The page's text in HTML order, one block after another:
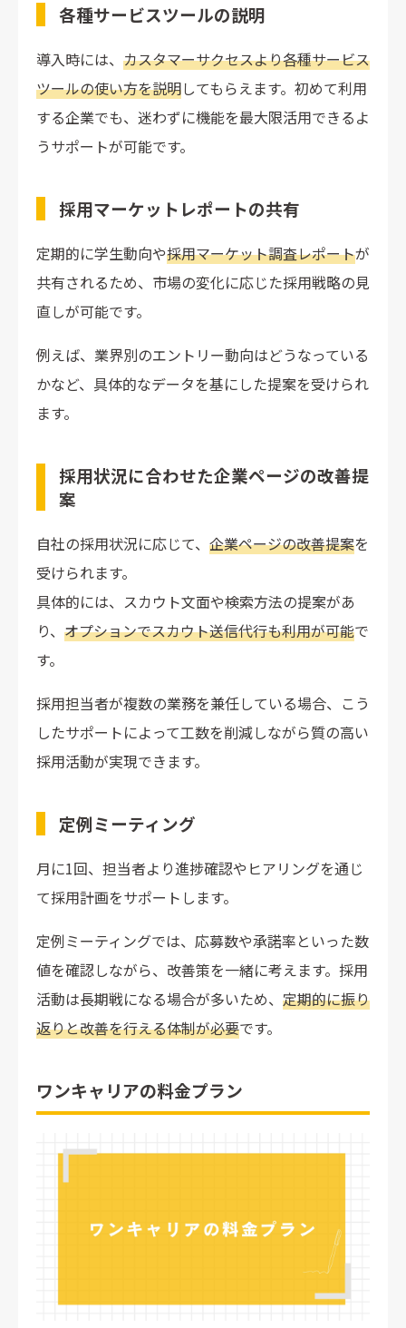
各種サービスツールの説明
導入時には、 カスタマーサクセスより各種サービス
ツールの使い方を説明してもらえます。初めて利用
する企業でも、迷わずに機能を最大限活用できるよ
うサポートが可能です。
採用マーケットレポートの共有
定期的に学生動向や採用マーケット調査レポートが
共有されるため、市場の変化に応じた採用戦略の見
直しが可能です。
例えば、業界別のエントリー動向はどうなっている
かなど、具体的なデータを基にした提案を受けられ
ます。
採用状況に合わせた企業ページの改善提
案
自社の採用状況に応じて、 企業ページの改善提案を
受けられます。
具体的には、スカウト文面や検索方法の提案があ
り、 オプションでスカウト送信代行も利用が可能で
す。
採用担当者が複数の業務を兼任している場合、こう
したサポートによって工数を削減しながら質の高い
採用活動が実現できます。
定例ミーティング
月に1回、担当者より進捗確認やヒアリングを通じ
て採用計画をサポートします。
定例ミーティングでは、応募数や承諾率といった数
値を確認しながら、改善策を一緒に考えます。採用
活動は長期戦になる場合が多いため、 定期的に振り
返りと改善を行える体制が必要です。
ワンキャリアの料金プラン